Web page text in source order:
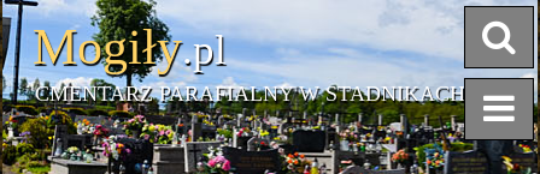
Mogiły.pl
CMENTARZ PARAFIALNY W STADNIKACH